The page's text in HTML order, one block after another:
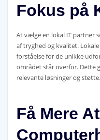
Fokus på
At vælge en lokal IT partner
af tryghed og kvalitet.
forståelse for de unikke
området står overfor. Dette
relevante løsninger og støtte.
Få Mere